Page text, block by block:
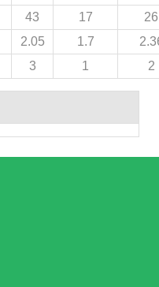
43 17
26
2.05 1.7
3 1 2